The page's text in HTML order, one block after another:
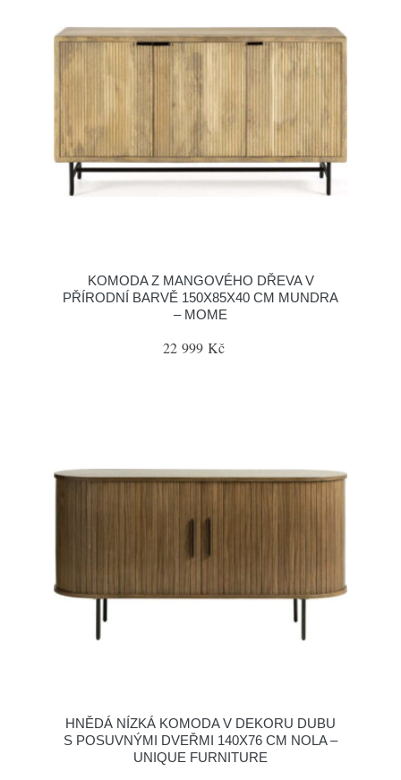
KOMODA Z MANGOVÉHO DŘEVA V
PŘÍRODNÍ BARVĚ 150X85X40 CM MUNDRA
– MOME
22 999 Kč
HNĚDÁ NÍZKÁ KOMODA V DEKORU DUBU
S POSUVNÝMI DVEŘMI 140X76 CM NOLA –
UNIQUE FURNITURE